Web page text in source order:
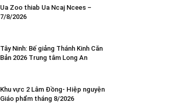
Ua Zoo thiab Ua Ncaj Ncees –
7/8/2026
Tây Ninh: Bế giảng Thánh Kinh Căn
Bản 2026 Trung tâm Long An
Khu vực 2 Lâm Đồng- Hiệp nguyện
Giáo phẩm tháng 8/2026